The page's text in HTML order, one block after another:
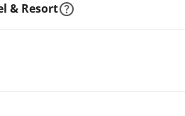
& Resort